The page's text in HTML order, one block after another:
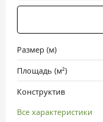
Размер (м)
Площадь (м²)
Конструктив
Все характеристики